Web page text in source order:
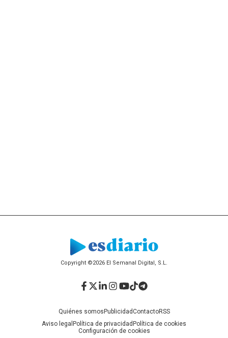
Copyright ©2026 El Semanal Digital, S.L.
Quiénes somosPublicidadContactoRSS
Aviso legal Política de privacidadPolítica de cookies
Configuración de cookies
Facebook
Twitter
LinkedIn
Instagram
YouTube
TikTok
Telegram